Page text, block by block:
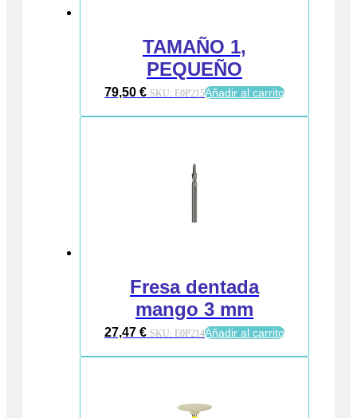
TAMAÑO 1,
PEQUEÑO
79,50 € SKU: E0P215Añadir al carrito
Fresa dentada
mango 3 mm
27,47 € SKU: E0P214Añadir al carrito